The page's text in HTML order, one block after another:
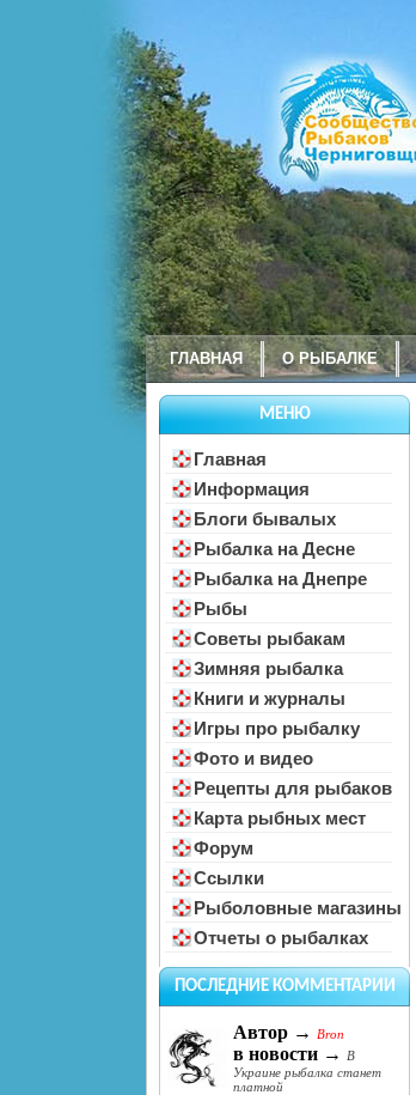
ГЛАВНАЯ О РЫБАЛКЕ
МЕНЮ
Главная
Информация
Блоги бывалых
Рыбалка на Десне
Рыбалка на Днепре
Рыбы
Советы рыбакам
Зимняя рыбалка
Книги и журналы
Игры про рыбалку
Фото и видео
Рецепты для рыбаков
Карта рыбных мест
Форум
Ссылки
Рыболовные магазины
Отчеты о рыбалках
ПОСЛЕДНИЕ КОММЕНТАРИИ
Автор → Bron
в новости →
В
Украине рыбалка станет
платной